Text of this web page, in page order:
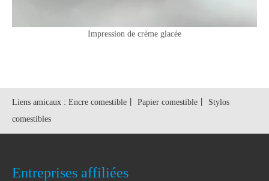
Impression de crème glacée
Liens amicaux : Encre comestible Papier comestible
Stylos
comestibles
Entreprises affiliées